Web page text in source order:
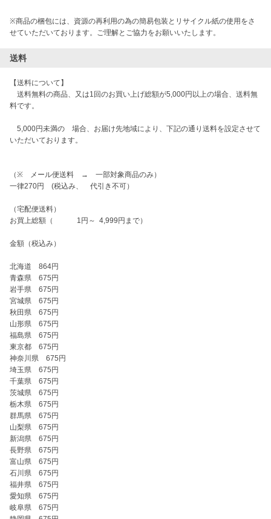
※商品の梱包には、資源の再利用の為の簡易包装とリサイクル紙の使用をさ
せていただいております。ご理解とご協力をお願いいたします。
送料
【送料について】
送料無料の商品、又は1回のお買い上げ総額が5,000円以上の場合、送料無
料です。
5,000円未満の　場合、お届け先地域により、下記の通り送料を設定させて
いただいております。
（※　メール便送料　→　一部対象商品のみ）
一律270円　(税込み、　代引き不可）
（宅配便送料）
お買上総額（　　　 1円～  4,999円まで）
金額（税込み）
北海道　864円
青森県　675円
岩手県　675円
宮城県　675円
秋田県　675円
山形県　675円
福島県　675円
東京都　675円
神奈川県　675円
埼玉県　675円
千葉県　675円
茨城県　675円
栃木県　675円
群馬県　675円
山梨県　675円
新潟県　675円
長野県　675円
富山県　675円
石川県　675円
福井県　675円
愛知県　675円
岐阜県　675円